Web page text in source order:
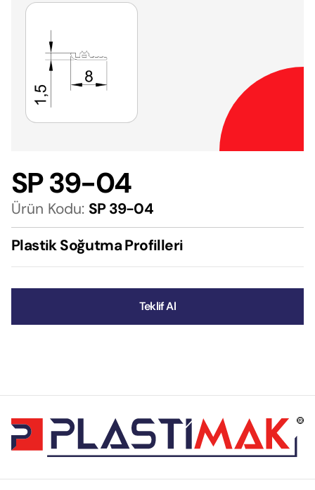
SP 39-04
Ürün Kodu: SP 39-04
Plastik Soğutma Profilleri
Teklif Al